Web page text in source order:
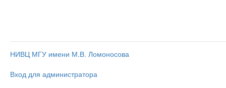
НИВЦ МГУ имени М.В. Ломоносова
Вход для администратора